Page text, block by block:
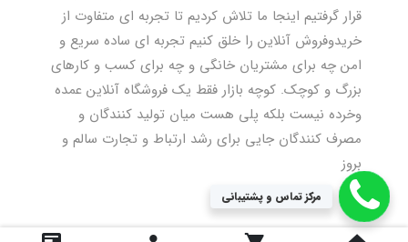
مرکز تماس و پشتیبانی
قرار گرفتیم اینجا ما تلاش کردیم تا تجربه ای متفاوت از
خریدوفروش آنلاین را خلق کنیم تجربه ای ساده سریع و
امن چه برای مشتریان خانگی و چه برای کسب و کارهای
بزرگ و کوچک. کوچه بازار فقط یک فروشگاه آنلاین عمده
وخرده نیست بلکه پلی هست میان تولید کنندگان و
مصرف کنندگان جایی برای رشد ارتباط و تجارت سالم و
بروز